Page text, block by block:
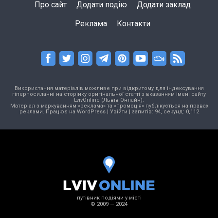
Про сайт Додати подію Додати заклад
Реклама Контакти
Використання матеріалів можливе при відкритому для індексування
гіперпосиланні на сторінку оригінальної статті з вказанням імені сайту
LvivOnline (Львів Онлайн).
Матеріал з маркуванням «реклама» та «промоція» публікується на правах
реклами. Працює на WordPress| Увійти | запитів: 94, секунд: 0,112
путівник подіями у місті
© 2009 — 2024